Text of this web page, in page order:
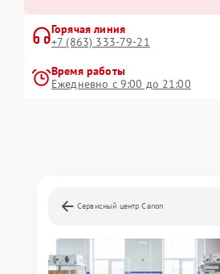
Горячая линия
+7 (863) 333-79-21
Время работы
Ежедневно с 9:00 до 21:00
Сервисный центр Canon